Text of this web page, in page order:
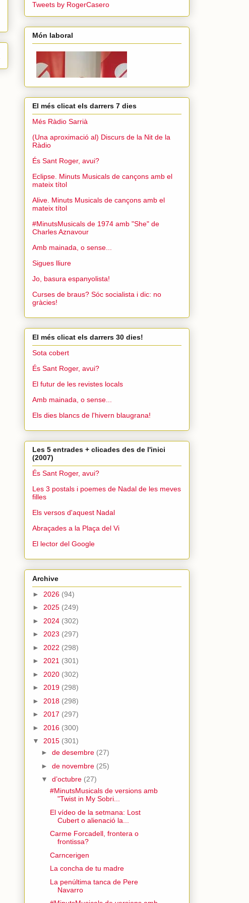
Tweets by RogerCasero
Món laboral
El més clicat els darrers 7 dies
Més Ràdio Sarrià
(Una aproximació al) Discurs de la Nit de la
Ràdio
És Sant Roger, avui?
Eclipse. Minuts Musicals de cançons amb el
mateix títol
Alive. Minuts Musicals de cançons amb el
mateix títol
#MinutsMusicals de 1974 amb "She" de
Charles Aznavour
Amb mainada, o sense...
Sigues lliure
Jo, basura espanyolista!
Curses de braus? Sóc socialista i dic: no
gràcies!
El més clicat els darrers 30 dies!
Sota cobert
És Sant Roger, avui?
El futur de les revistes locals
Amb mainada, o sense...
Els dies blancs de l'hivern blaugrana!
Les 5 entrades + clicades des de l'inici
(2007)
És Sant Roger, avui?
Les 3 postals i poemes de Nadal de les meves
filles
Els versos d'aquest Nadal
Abraçades a la Plaça del Vi
El lector del Google
Archive
► 2026 (94)
► 2025 (249)
► 2024 (302)
► 2023 (297)
► 2022 (298)
► 2021 (301)
► 2020 (302)
► 2019 (298)
► 2018 (298)
► 2017 (297)
► 2016 (300)
▼ 2015 (301)
► de desembre (27)
► de novembre (25)
▼ d’octubre (27)
#MinutsMusicals de versions amb
"Twist in My Sobri...
El vídeo de la setmana: Lost
Cubert o alienació la...
Carme Forcadell, frontera o
frontissa?
Carncerigen
La concha de tu madre
La penúltima tanca de Pere
Navarro